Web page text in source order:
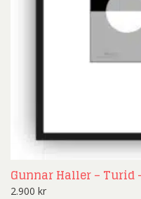
Gunnar Haller –
2.900 kr